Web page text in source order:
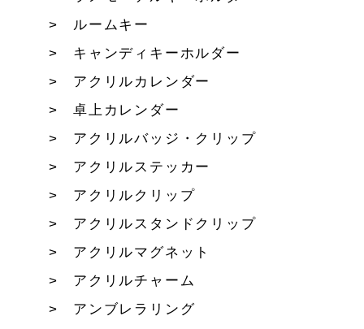
ルームキー
キャンディキーホルダー
アクリルカレンダー
卓上カレンダー
アクリルバッジ・クリップ
アクリルステッカー
アクリルクリップ
アクリルスタンドクリップ
アクリルマグネット
アクリルチャーム
アンブレラリング